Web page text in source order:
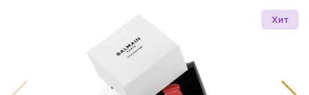
Хит